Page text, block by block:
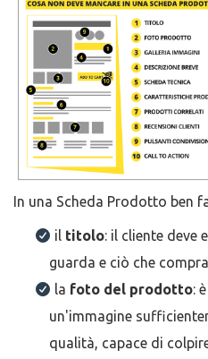
In una Scheda Prodotto ben
il titolo: il cliente deve
guarda e ciò che
la foto del prodotto:
un'immagine
qualità, capace di